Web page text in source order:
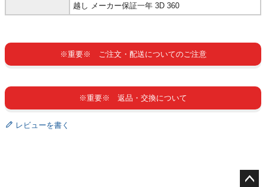
越し メーカー保証一年 3D 360
※重要※ ご注文・配送についてのご注意
※重要※ 返品・交換について
レビューを書く